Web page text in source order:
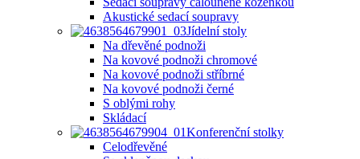
Akustické sedací soupravy
Jídelní stoly
Na dřevěné podnoži
Na kovové podnoži chromové
Na kovové podnoži stříbrné
Na kovové podnoži černé
S oblými rohy
Skládací
Konferenční stolky
Celodřevěné